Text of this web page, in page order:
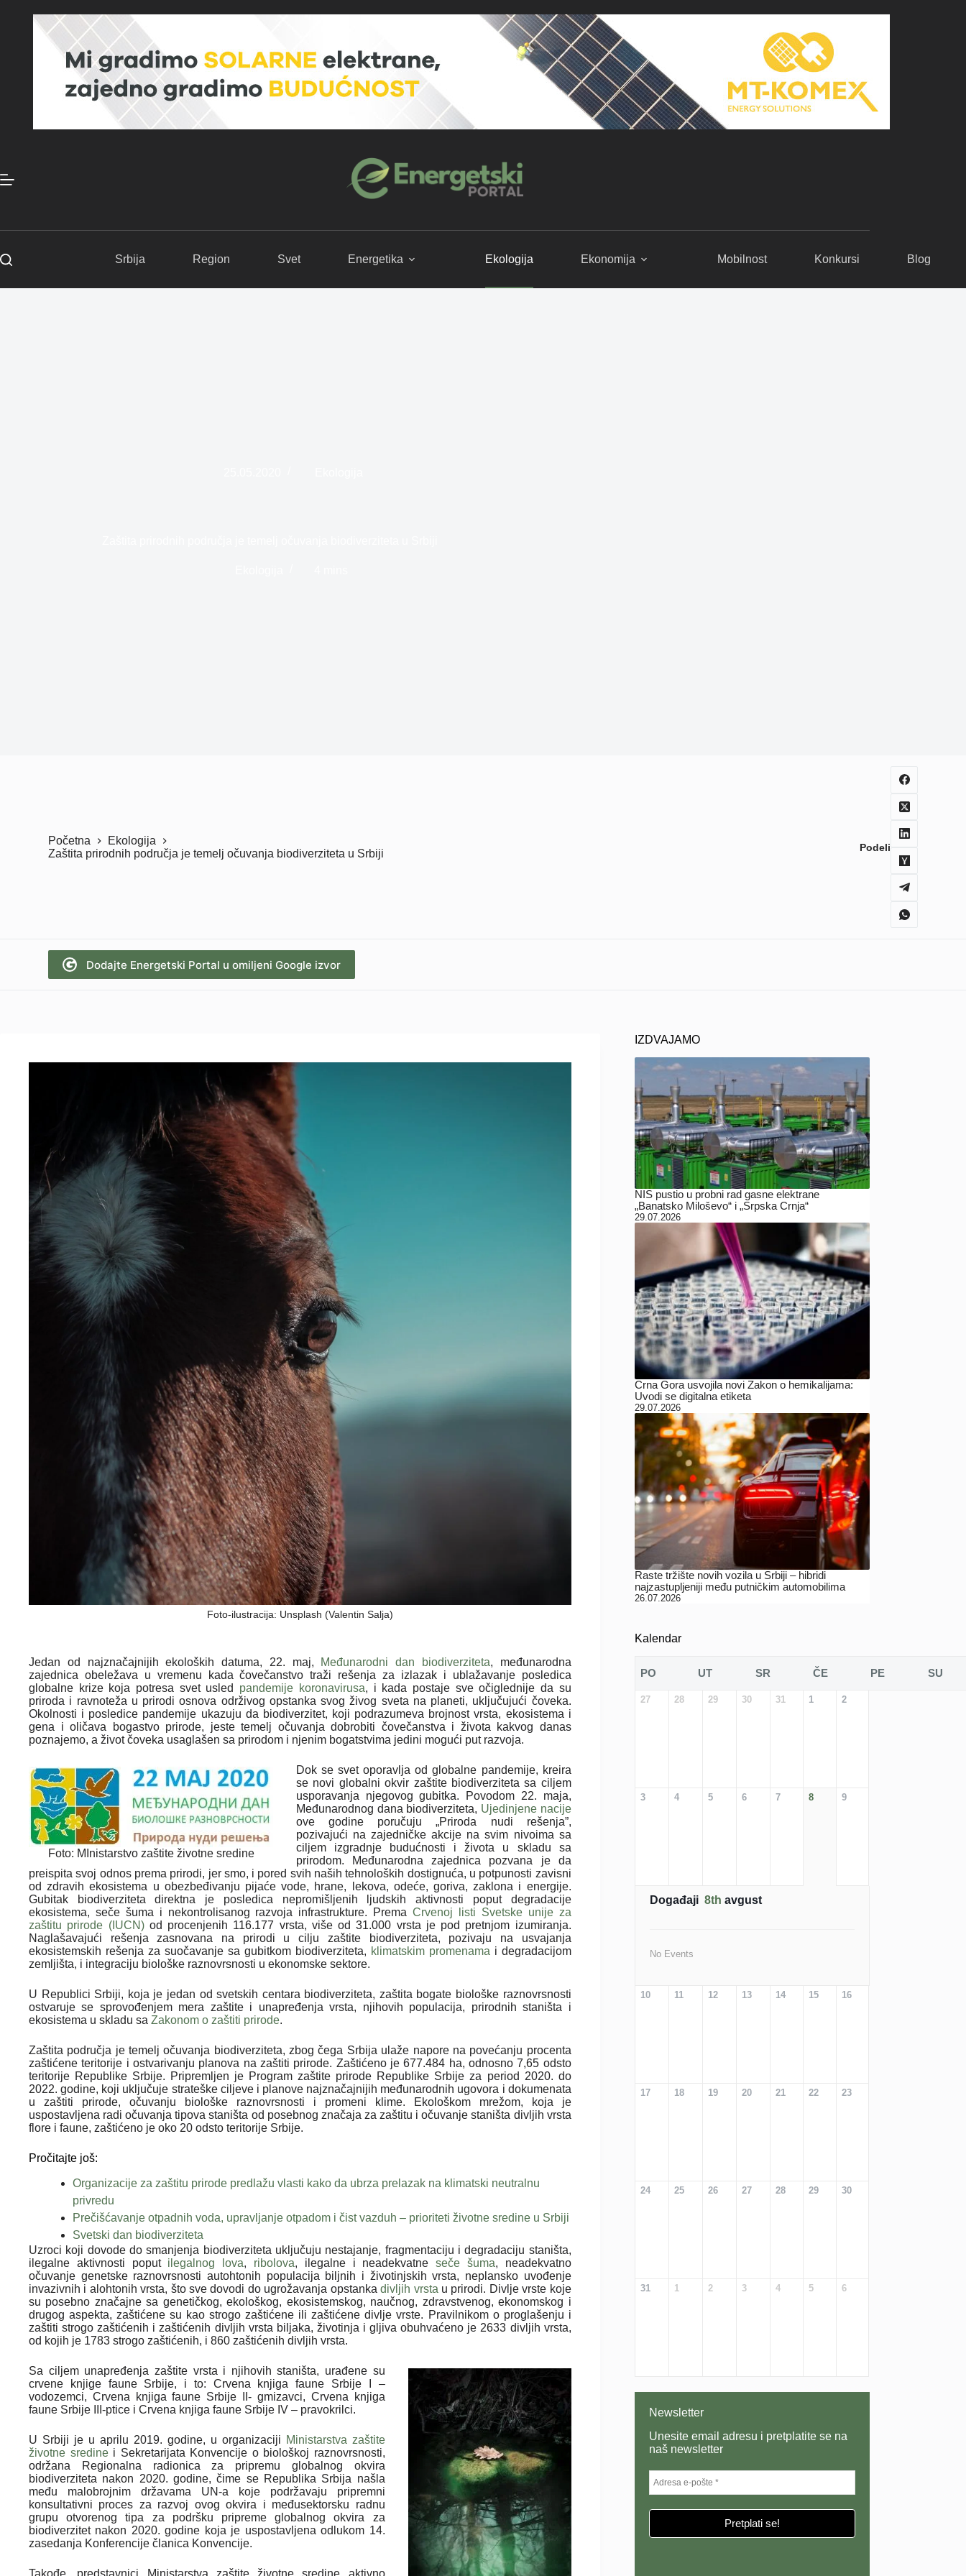
Srbija Region Svet Energetika Ekologija Ekonomija Mobilnost Konkursi Blog
Početna
Ekologija
Zaštita prirodnih područja je temelj očuvanja biodiverziteta u Srbiji
Podeli
Dodajte Energetski Portal u omiljeni Google izvor
Foto-ilustracija: Unsplash (Valentin Salja)
Jedan od najznačajnijih ekoloških datuma, 22. maj, Međunarodni dan biodiverziteta, međunarodna
zajednica obeležava u vremenu kada čovečanstvo traži rešenja za izlazak i ublažavanje posledica
globalne krize koja potresa svet usled pandemije koronavirusa, i kada postaje sve očiglednije da su
priroda i ravnoteža u prirodi osnova održivog opstanka svog živog sveta na planeti, uključujući čoveka.
Okolnosti i posledice pandemije ukazuju da biodiverzitet, koji podrazumeva brojnost vrsta, ekosistema i
gena i oličava bogastvo prirode, jeste temelj očuvanja dobrobiti čovečanstva i života kakvog danas
poznajemo, a život čoveka usaglašen sa prirodom i njenim bogatstvima jedini mogući put razvoja.
Foto: MInistarstvo zaštite životne sredine
Dok se svet oporavlja od globalne pandemije, kreira
se novi globalni okvir zaštite biodiverziteta sa ciljem
usporavanja njegovog gubitka. Povodom 22. maja,
Međunarodnog dana biodiverziteta, Ujedinjene nacije
ove godine poručuju „Priroda nudi rešenja”,
pozivajući na zajedničke akcije na svim nivoima sa
ciljem izgradnje budućnosti i života u skladu sa
prirodom. Međunarodna zajednica pozvana je da
preispita svoj odnos prema prirodi, jer smo, i pored svih naših tehnoloških dostignuća, u potpunosti zavisni
od zdravih ekosistema u obezbeđivanju pijaće vode, hrane, lekova, odeće, goriva, zaklona i energije.
Gubitak biodiverziteta direktna je posledica nepromišljenih ljudskih aktivnosti poput degradacije
ekosistema, seče šuma i nekontrolisanog razvoja infrastrukture. PremaCrvenoj listi Svetske unije za
zaštitu prirode (IUCN)od procenjenih 116.177 vrsta, više od 31.000 vrsta je pod pretnjom izumiranja.
Naglašavajući rešenja zasnovana na prirodi u cilju zaštite biodiverziteta, pozivaju na usvajanja
ekosistemskih rešenja za suočavanje sa gubitkom biodiverziteta, klimatskim promenama i degradacijom
zemljišta, i integraciju biološke raznovrsnosti u ekonomske sektore.
U Republici Srbiji, koja je jedan od svetskih centara biodiverziteta, zaštita bogate biološke raznovrsnosti
ostvaruje se sprovođenjem mera zaštite i unapređenja vrsta, njihovih populacija, prirodnih staništa i
ekosistema u skladu sa Zakonom o zaštiti prirode.
Zaštita područja je temelj očuvanja biodiverziteta, zbog čega Srbija ulaže napore na povećanju procenta
zaštićene teritorije i ostvarivanju planova na zaštiti prirode. Zaštićeno je 677.484 ha, odnosno 7,65 odsto
teritorije Republike Srbije. Pripremljen je Program zaštite prirode Republike Srbije za period 2020. do
2022. godine, koji uključuje strateške ciljeve i planove najznačajnijih međunarodnih ugovora i dokumenata
u zaštiti prirode, očuvanju biološke raznovrsnosti i promeni klime. Ekološkom mrežom, koja je
uspostavljena radi očuvanja tipova staništa od posebnog značaja za zaštitu i očuvanje staništa divljih vrsta
flore i faune, zaštićeno je oko 20 odsto teritorije Srbije.
Pročitajte još:
Organizacije za zaštitu prirode predlažu vlasti kako da ubrza prelazak na klimatski neutralnu
privredu
Prečišćavanje otpadnih voda, upravljanje otpadom i čist vazduh – prioriteti životne sredine u Srbiji
Svetski dan biodiverziteta
Uzroci koji dovode do smanjenja biodiverziteta uključuju nestajanje, fragmentaciju i degradaciju staništa,
ilegalne aktivnosti poput ilegalnog lova, ribolova, ilegalne i neadekvatneseče šuma, neadekvatno
očuvanje genetske raznovrsnosti autohtonih populacija biljnih i životinjskih vrsta, neplansko uvođenje
invazivnih i alohtonih vrsta, što sve dovodi do ugrožavanja opstankadivljih vrstau prirodi. Divlje vrste koje
su posebno značajne sa genetičkog, ekološkog, ekosistemskog, naučnog, zdravstvenog, ekonomskog i
drugog aspekta, zaštićene su kao strogo zaštićene ili zaštićene divlje vrste. Pravilnikom o proglašenju i
zaštiti strogo zaštićenih i zaštićenih divljih vrsta biljaka, životinja i gljiva obuhvaćeno je 2633 divljih vrsta,
od kojih je 1783 strogo zaštićenih, i 860 zaštićenih divljih vrsta.
Sa ciljem unapređenja zaštite vrsta i njihovih staništa, urađene su
crvene knjige faune Srbije, i to: Crvena knjiga faune Srbije I –
vodozemci, Crvena knjiga faune Srbije II- gmizavci, Crvena knjiga
faune Srbije III-ptice i Crvena knjiga faune Srbije IV – pravokrilci.
U Srbiji je u aprilu 2019. godine, u organizaciji Ministarstva zaštite
životne sredinei Sekretarijata Konvencije o biološkoj raznovrsnosti,
održana Regionalna radionica za pripremu globalnog okvira
biodiverziteta nakon 2020. godine, čime se Republika Srbija našla
među malobrojnim državama UN-a koje podržavaju pripremni
konsultativni proces za razvoj ovog okvira i međusektorsku radnu
grupu otvorenog tipa za podršku pripreme globalnog okvira za
biodiverzitet nakon 2020. godine koja je uspostavljena odlukom 14.
zasedanja Konferencije članica Konvencije.
IZDVAJAMO
NIS pustio u probni rad gasne elektrane
„Banatsko Miloševo“ i „Srpska Crnja“
29.07.2026
Crna Gora usvojila novi Zakon o hemikalijama:
Uvodi se digitalna etiketa
29.07.2026
Raste tržište novih vozila u Srbiji – hibridi
najzastupljeniji među putničkim automobilima
26.07.2026
Kalendar
PO UT SR ČE PE SU
27 28 29 30 31 1 2
3 4 5 6 7 8 9
Događaji 8th avgust
No Events
10 11 12 13 14 15 16
17 18 19 20 21 22 23
24 25 26 27 28 29 30
31 1 2 3 4 5 6
Newsletter
Unesite email adresu i pretplatite se na
naš newsletter